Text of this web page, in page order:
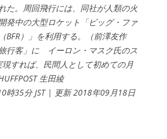
た。周回飛行には、同社が人類の火
発中の大型ロケット「ビッグ・ファ
BFR）」を利用する。（前澤友作
行客」に イーロン・マスク氏のス
すれば、民間人として初めての月
生田綾
時35分 JST | 更新 2018年09月18日